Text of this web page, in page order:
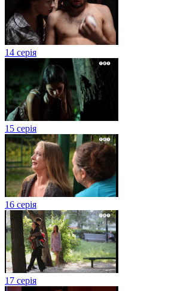
14 серія
15 серія
16 серія
17 серія